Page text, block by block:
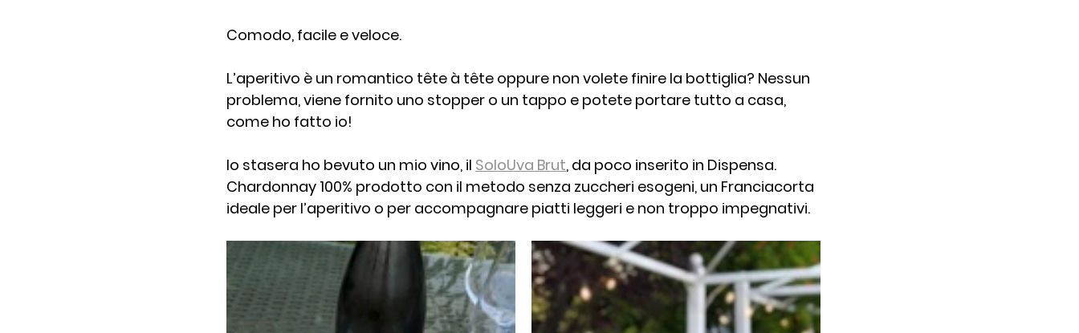
Comodo, facile e veloce.
L’aperitivo è un romantico tête à tête oppure non volete finire la bottiglia? Nessun
problema, viene fornito uno stopper o un tappo e potete portare tutto a casa,
come ho fatto io!
Io stasera ho bevuto un mio vino, il SoloUva Brut, da poco inserito in Dispensa.
Chardonnay 100% prodotto con il metodo senza zuccheri esogeni, un Franciacorta
ideale per l’aperitivo o per accompagnare piatti leggeri e non troppo impegnativi.